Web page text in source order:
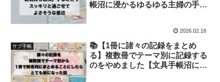
帳沼に浸かるゆるゆる主婦の手帳
2026.02.18
サブ手帳
📚【1冊に諸々の記録をまとめ
る】複数冊でテーマ別に記録する
のをやめました【文具手帳沼に浸